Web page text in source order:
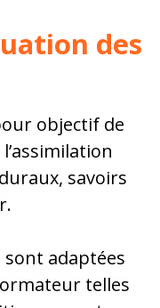
des
objectif de
savoirs
sont adaptées
telles